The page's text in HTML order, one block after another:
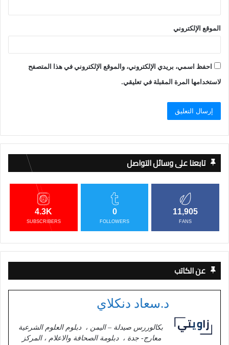
الموقع الإلكتروني
احفظ اسمي، بريدي الإلكتروني، والموقع الإلكتروني في هذا المتصفح
لاستخدامها المرة المقبلة في تعليقي.
تابعنا على وسائل التواصل
11,905
FANS
0
FOLLOWERS
4.3K
SUBSCRIBERS
عن الكاتب
د.سعاد دنكلاي
بكالوررس صيدلة – اليمن ، دبلوم العلوم الشرعية
معارج- جدة ، دبلومة الصحافة والاعلام ، المركز